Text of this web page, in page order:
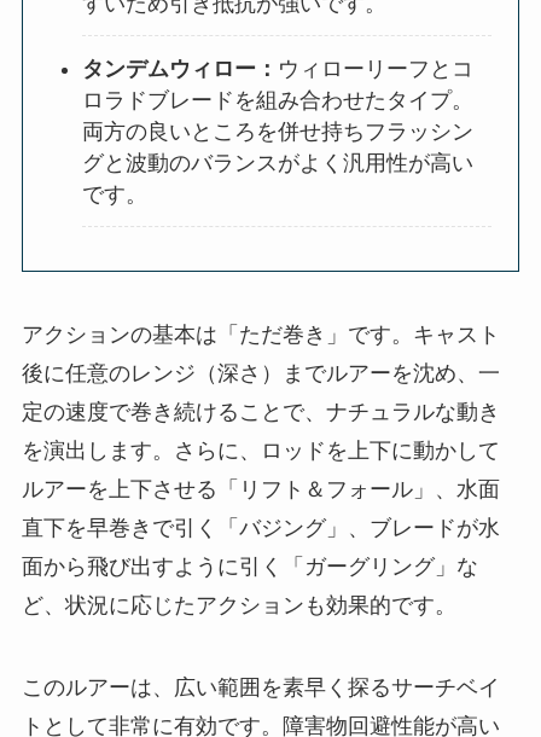
タンデムウィロー： ウィローリーフとコ
ロラドブレードを組み合わせたタイプ。
両方の良いところを併せ持ちフラッシン
グと波動のバランスがよく汎用性が高い
です。
アクションの基本は「ただ巻き」です。キャスト
後に任意のレンジ（深さ）までルアーを沈め、一
定の速度で巻き続けることで、ナチュラルな動き
を演出します。さらに、ロッドを上下に動かして
ルアーを上下させる「リフト＆フォール」、水面
直下を早巻きで引く「バジング」、ブレードが水
面から飛び出すように引く「ガーグリング」な
ど、状況に応じたアクションも効果的です。
このルアーは、広い範囲を素早く探るサーチベイ
トとして非常に有効です。障害物回避性能が高い